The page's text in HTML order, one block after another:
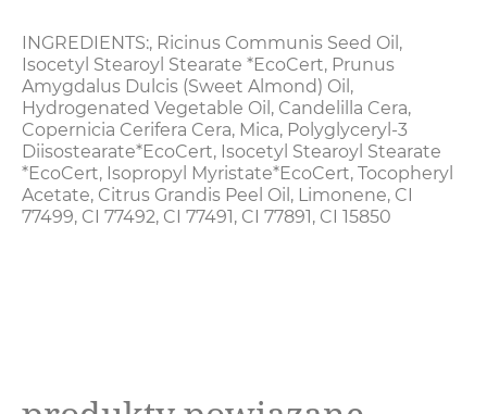
INGREDIENTS:, Ricinus Communis Seed Oil ,
Isocetyl Stearoyl Stearate *EcoCert, Prunus
Amygdalus Dulcis (Sweet Almond) Oil ,
Hydrogenated Vegetable Oil , Candelilla Cera,
Copernicia Cerifera Cera, Mica, Polyglyceryl-3
Diisostearate*EcoCert, Isocetyl Stearoyl Stearate
*EcoCert, Isopropyl Myristate*EcoCert, Tocopheryl
Acetate, Citrus Grandis Peel Oil , Limonene, CI
77499, CI 77492, CI 77491, CI 77891, CI 15850